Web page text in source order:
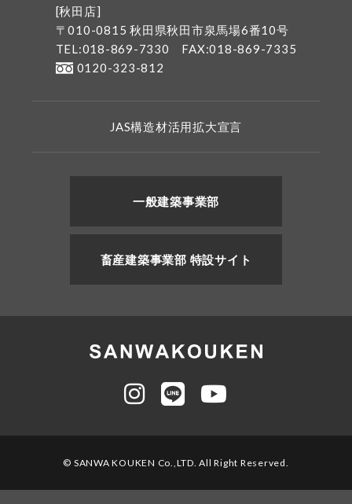
[秋田店]
〒010-0815 秋田県秋田市泉馬場6番10号
TEL:018-869-7330
FAX:018-869-7335
0120-323-812
JAS構造材活用拡大宣言
一般建築事業部
畜産建築事業部 特設サイト
© SANWA KOUKEN Co.,LTD. All Right Reserved.